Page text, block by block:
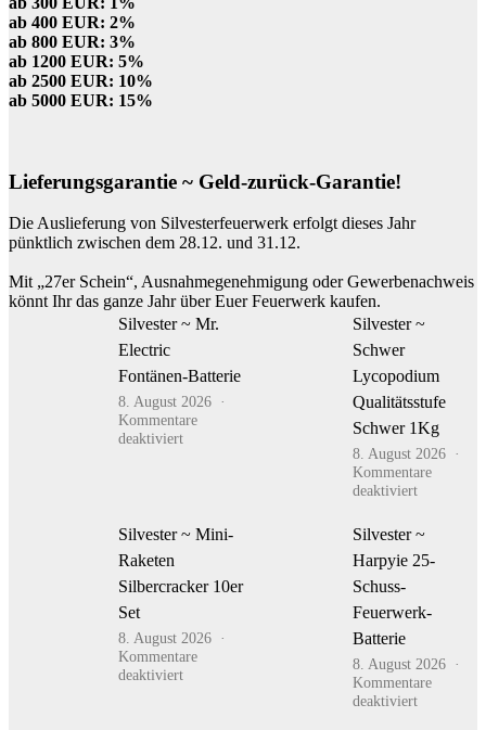
ab 400 EUR: 2%
ab 800 EUR: 3%
ab 1200 EUR: 5%
ab 2500 EUR: 10%
ab 5000 EUR: 15%
Lieferungsgarantie ~ Geld-zurück-Garantie!
Die Auslieferung von Silvesterfeuerwerk erfolgt dieses Jahr
pünktlich zwischen dem 28.12. und 31.12.
Mit „27er Schein“, Ausnahmegenehmigung oder Gewerbenachweis
könnt Ihr das ganze Jahr über Euer Feuerwerk kaufen.
Silvester ~ Mr.
Electric
Fontänen-Batterie
8. August 2026
Kommentare
deaktiviertfür
Fontänen-
Silvester ~
Schwer
Lycopodium
Qualitätsstufe
Schwer 1Kg
8. August 2026
Kommentare
deaktiviertfür
1Kg
Silvester ~ Mini-
Raketen
Silbercracker 10er
Set
8. August 2026
Kommentare
deaktiviertfür
Silvester ~
Harpyie 25-
Schuss-
Feuerwerk-
Batterie
8. August 2026
Kommentare
deaktiviertfür